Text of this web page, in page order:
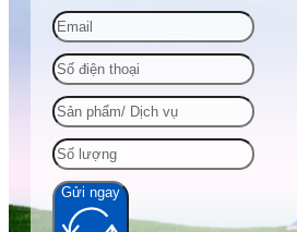
Gửi ngay